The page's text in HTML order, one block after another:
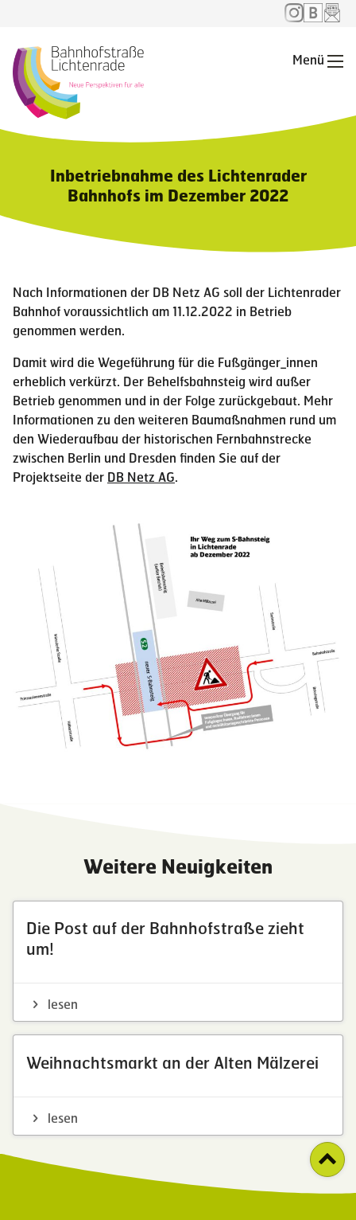
Menü
Inbetriebnahme des Lichtenrader
Bahnhofs im Dezember 2022
Nach Informationen der DB Netz AG soll der Lichtenrader
Bahnhof voraussichtlich am 11.12.2022 in Betrieb
genommen werden.
Damit wird die Wegeführung für die Fußgänger_innen
erheblich verkürzt. Der Behelfsbahnsteig wird außer
Betrieb genommen und in der Folge zurückgebaut. Mehr
Informationen zu den weiteren Baumaßnahmen rund um
den Wiederaufbau der historischen Fernbahnstrecke
zwischen Berlin und Dresden finden Sie auf der
Projektseite der DB Netz AG.
Weitere Neuigkeiten
Die Post auf der Bahnhofstraße zieht
um!
lesen
Weihnachtsmarkt an der Alten Mälzerei
lesen